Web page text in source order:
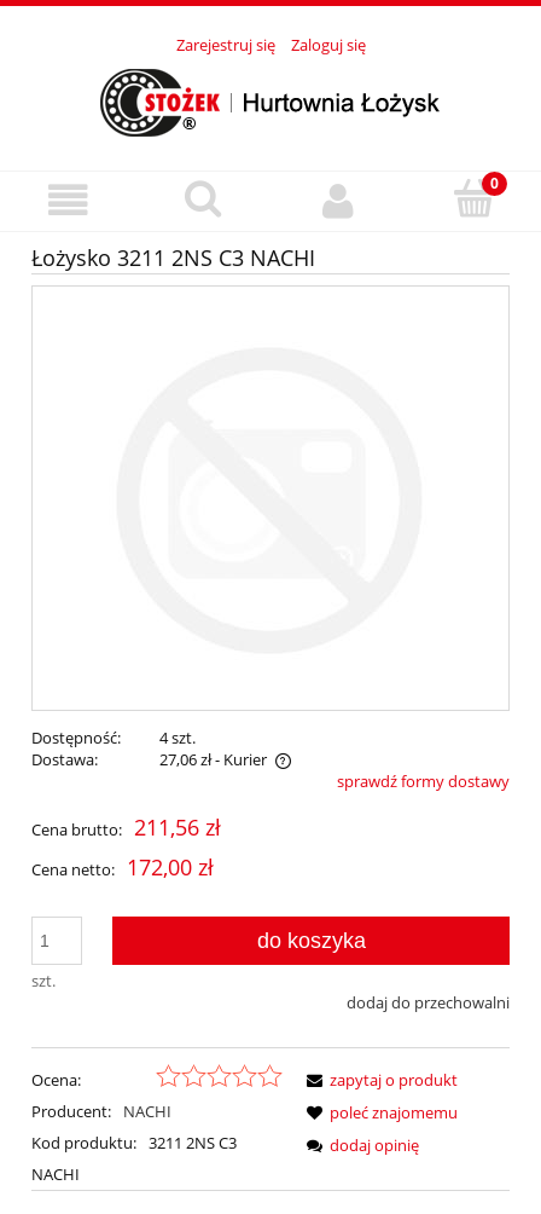
Zarejestruj się Zaloguj się
Łożysko 3211 2NS C3 NACHI
Dostępność:
4 szt.
Dostawa:
27,06 zł- Kurier
Cena nie zawiera ewentualnych kosztów płatnościsprawdź formy dostawy
Cena brutto: 211,56 zł
Cena netto: 172,00 zł
szt.
do koszyka
dodaj do przechowalni
Ocena:
Producent:
NACHI
Kod produktu: 3211 2NS C3
NACHI
zapytaj o produkt
poleć znajomemu
dodaj opinię